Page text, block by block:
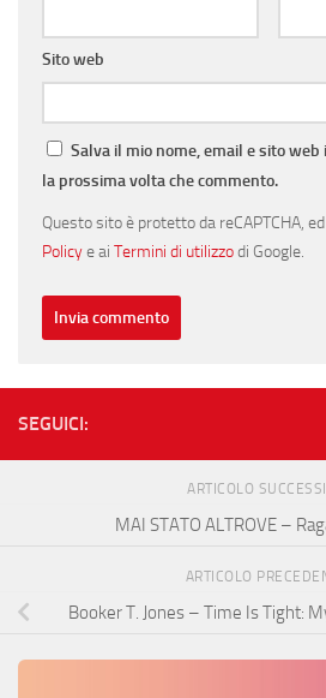
Sito web
Salva il mio nome, email e sito
la prossima volta che commento.
Questo sito è protetto da reCAPTCHA,
Policye ai Termini di utilizzodi Google.
SEGUICI:
ARTICOLO
MAI STATO ALTROVE –
ARTICOLO
Booker T. Jones – Time Is Tight: